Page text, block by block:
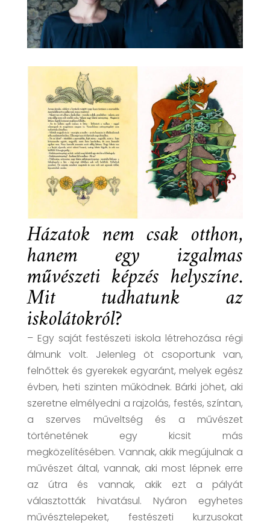
Házatok nem csak otthon,
hanem egy izgalmas
művészeti képzés helyszíne.
Mit tudhatunk az
iskolátokról?
– Egy saját festészeti iskola létrehozása régi
álmunk volt. Jelenleg öt csoportunk van,
felnőttek és gyerekek egyaránt, melyek egész
évben, heti szinten működnek. Bárki jöhet, aki
szeretne elmélyedni a rajzolás, festés, színtan,
a szerves műveltség és a művészet
történetének egy kicsit más
megközelítésében. Vannak, akik megújulnak a
művészet által, vannak, aki most lépnek erre
az útra és vannak, akik ezt a pályát
választották hivatásul. Nyáron egyhetes
művésztelepeket, festészeti kurzusokat